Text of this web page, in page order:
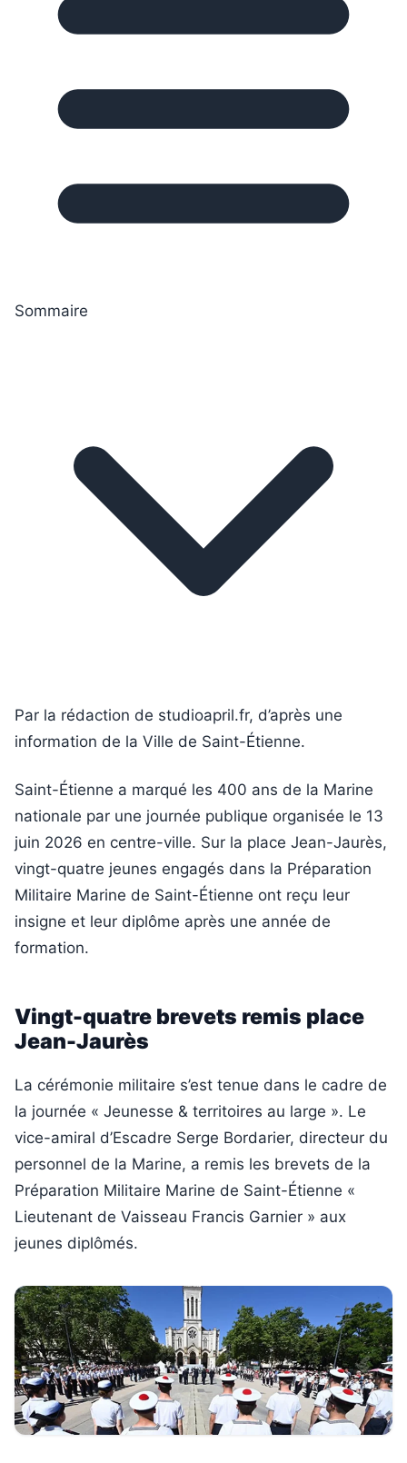
Sommaire
Par la rédaction de studioapril.fr, d’après une
information de la Ville de Saint-Étienne.
Saint-Étienne a marqué les 400 ans de la Marine
nationale par une journée publique organisée le 13
juin 2026 en centre-ville. Sur la place Jean-Jaurès,
vingt-quatre jeunes engagés dans la Préparation
Militaire Marine de Saint-Étienne ont reçu leur
insigne et leur diplôme après une année de
formation.
Vingt-quatre brevets remis place
Jean-Jaurès
La cérémonie militaire s’est tenue dans le cadre de
la journée « Jeunesse & territoires au large ». Le
vice-amiral d’Escadre Serge Bordarier, directeur du
personnel de la Marine, a remis les brevets de la
Préparation Militaire Marine de Saint-Étienne «
Lieutenant de Vaisseau Francis Garnier » aux
jeunes diplômés.